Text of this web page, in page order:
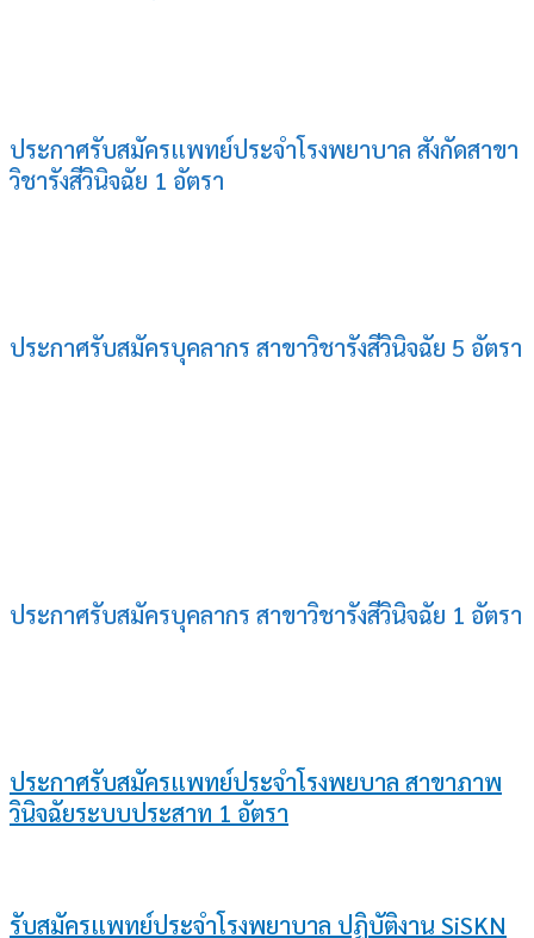
ประกาศรับสมัครแพทย์ประจำโรงพยาบาล สังกัดสาขา
วิชารังสีวินิจฉัย 1 อัตรา
ประกาศรับสมัครบุคลากร สาขาวิชารังสีวินิจฉัย 5 อัตรา
ประกาศรับสมัครบุคลากร สาขาวิชารังสีวินิจฉัย 1 อัตรา
ประกาศรับสมัครแพทย์ประจำโรงพยบาล สาขาภาพ
วินิจฉัยระบบประสาท 1 อัตรา
รับสมัครแพทย์ประจำโรงพยาบาล ปฏิบัติงาน SiSKN